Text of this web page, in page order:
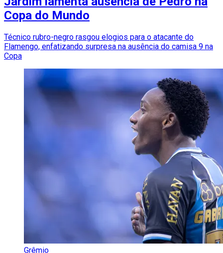
Copa do Mundo
Técnico rubro-negro rasgou elogios para o atacante do
Flamengo, enfatizando surpresa na ausência do camisa 9 na
Copa
Grêmio